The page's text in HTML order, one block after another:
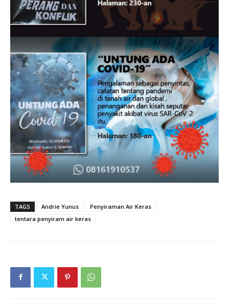
TAGS Andrie Yunus
Penyiraman Air Keras
tentara penyiram air keras